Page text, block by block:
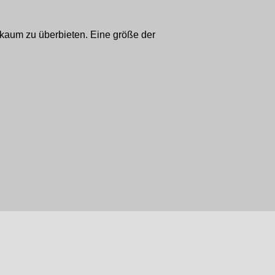
zu überbieten. Eine größe der